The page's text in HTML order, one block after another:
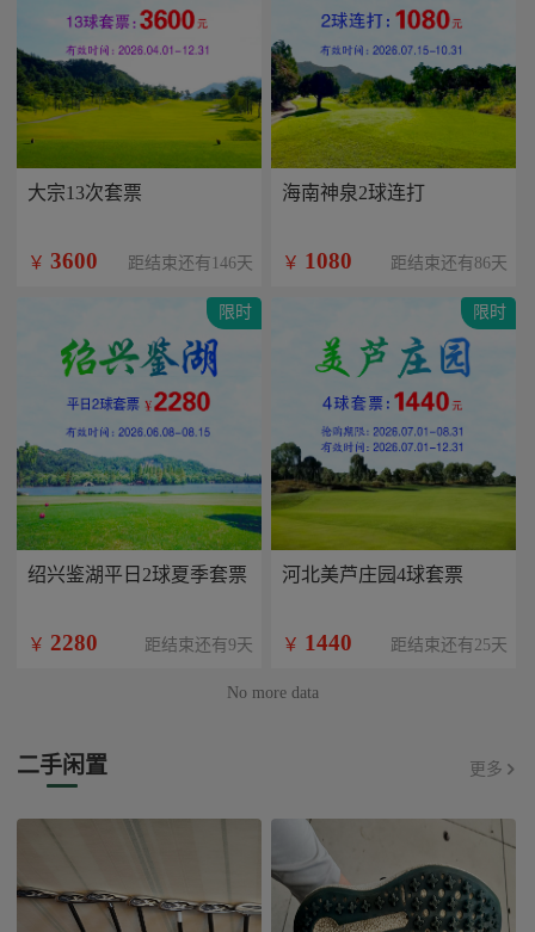
大宗13次套票
￥ 3600 距结束还有146天
海南神泉2球连打
￥ 1080 距结束还有86天
限时
绍兴鉴湖平日2球夏季套票
￥ 2280 距结束还有9天
限时
河北美芦庄园4球套票
￥ 1440 距结束还有25天
No more data
二手闲置 更多